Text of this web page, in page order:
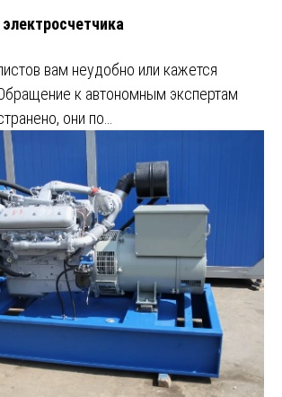
вам неудобно или кажется
к автономным экспертам
они по…